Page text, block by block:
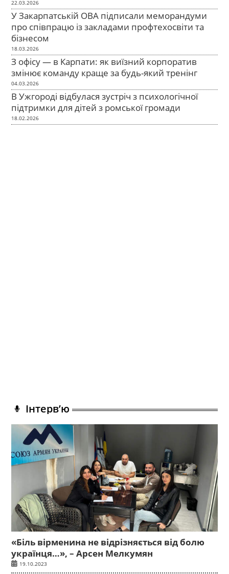
22.03.2026
У Закарпатській ОВА підписали меморандуми
про співпрацю із закладами профтехосвіти та
бізнесом
18.03.2026
З офісу — в Карпати: як виїзний корпоратив
змінює команду краще за будь-який тренінг
04.03.2026
В Ужгороді відбулася зустріч з психологічної
підтримки для дітей з ромської громади
18.02.2026
Інтерв’ю
«Біль вірменина не відрізняється від болю
українця…», – Арсен Мелкумян
19.10.2023